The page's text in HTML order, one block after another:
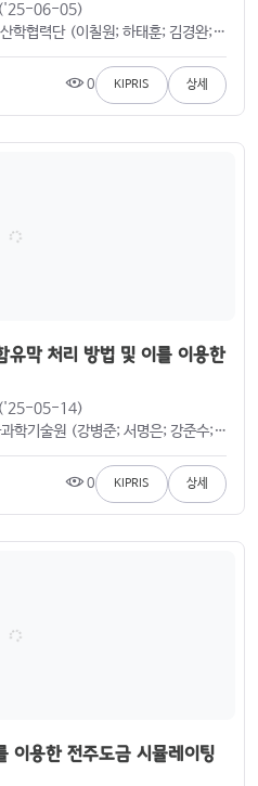
06-05)
협력단 (이칠원; 하태훈; 김경완; 최연재)
0 KIPRIS 상세
막 처리 방법 및 이를 이용한
05-14)
(강병준; 서명은; 강준수; 함 철; 황규영; 유지민)
0 KIPRIS 상세
이용한 전주도금 시뮬레이팅